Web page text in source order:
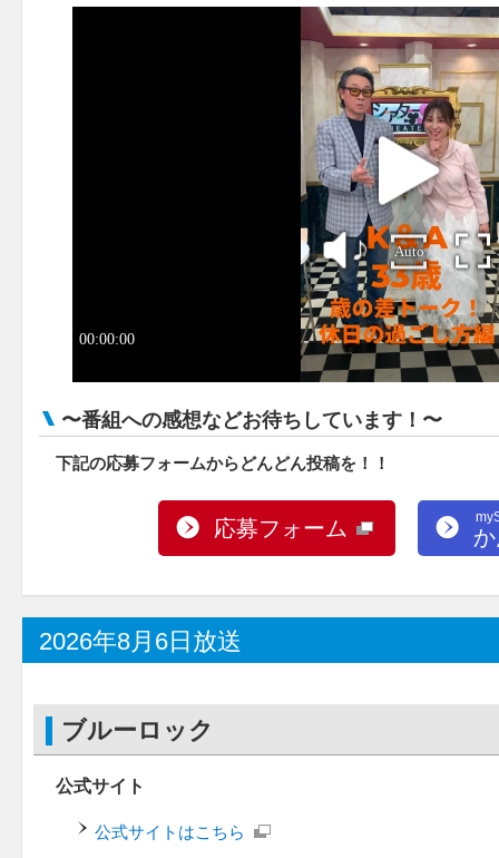
〜番組への感想などお待ちしています！〜
下記の応募フォームからどんどん投稿を！！
応募フォーム
2026年8月6日放送
ブルーロック
公式サイト
公式サイトはこちら